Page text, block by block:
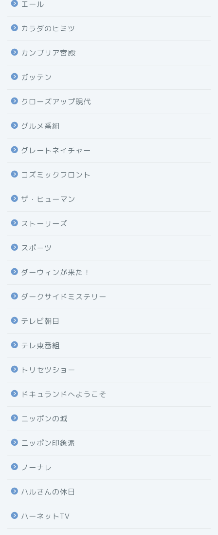
エール
カラダのヒミツ
カンブリア宮殿
ガッテン
クローズアップ現代
グルメ番組
グレートネイチャー
コズミックフロント
ザ・ヒューマン
ストーリーズ
スポーツ
ダーウィンが来た！
ダークサイドミステリー
テレビ朝日
テレ東番組
トリセツショー
ドキュランドへようこそ
ニッポンの城
ニッポン印象派
ノーナレ
ハルさんの休日
ハーネットTV